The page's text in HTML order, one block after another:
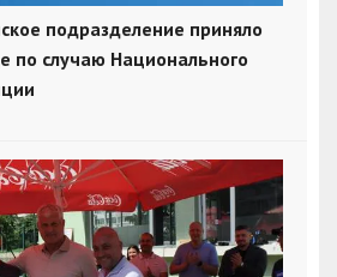
подразделение приняло
по случаю Национального